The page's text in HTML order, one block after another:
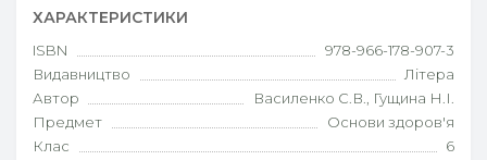
ХАРАКТЕРИСТИКИ
ISBN
978-966-178-907-3
Видавництво
Літера
Автор
Василенко С.В., Гущина Н.І.
Предмет
Основи здоров'я
Клас
6